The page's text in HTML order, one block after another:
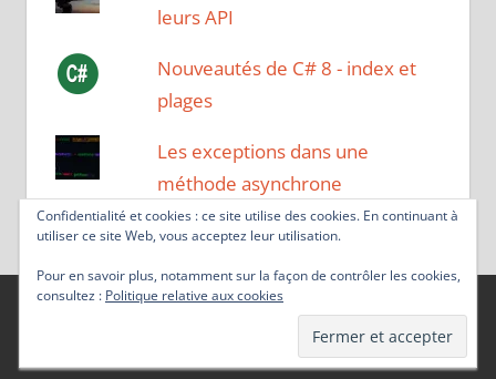
leurs API
Nouveautés de C# 8 - index et
plages
Les exceptions dans une
méthode asynchrone
Thème WordPress : Tortuga par ThemeZee.
Confidentialité et cookies : ce site utilise des cookies. En continuant à
utiliser ce site Web, vous acceptez leur utilisation.
Pour en savoir plus, notamment sur la façon de contrôler les cookies,
consultez : Politique relative aux cookies